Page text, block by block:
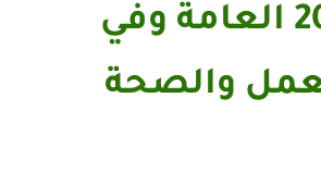
أيلول 2023 العامة وفي
والصحة